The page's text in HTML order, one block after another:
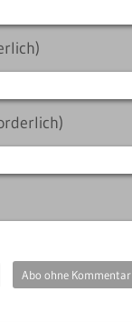
Abo ohne Kommentar